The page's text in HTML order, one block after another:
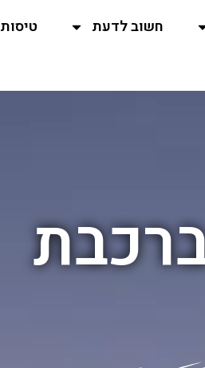
חשוב לדעת
טיסות